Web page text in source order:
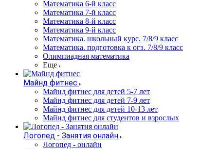
Математика 6-й класс
Математика 7-й класс
Математика 8-й класс
Математика 9-й класс
Математика. школьный курс. 7/8/9 класс
Математика. подготовка к огэ. 7/8/9 класс
Олимпиадная математика
Еще
Майнд фитнес
Майнд фитнес для детей 5-7 лет
Майнд фитнес для детей 7-9 лет
Майнд фитнес для детей 10-13 лет
Майнд фитнес для студентов и взрослых
Логопед - Занятия онлайн
Логопед - онлайн